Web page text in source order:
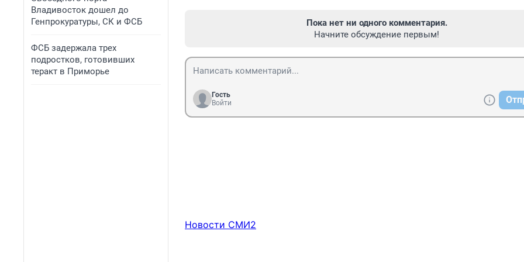
Владивосток дошел до
Генпрокуратуры, СК и ФСБ
ФСБ задержала трех
подростков, готовивших
теракт в Приморье
Пока нет ни одного комментария.
Начните обсуждение первым!
Гость
Войти
Новости СМИ2